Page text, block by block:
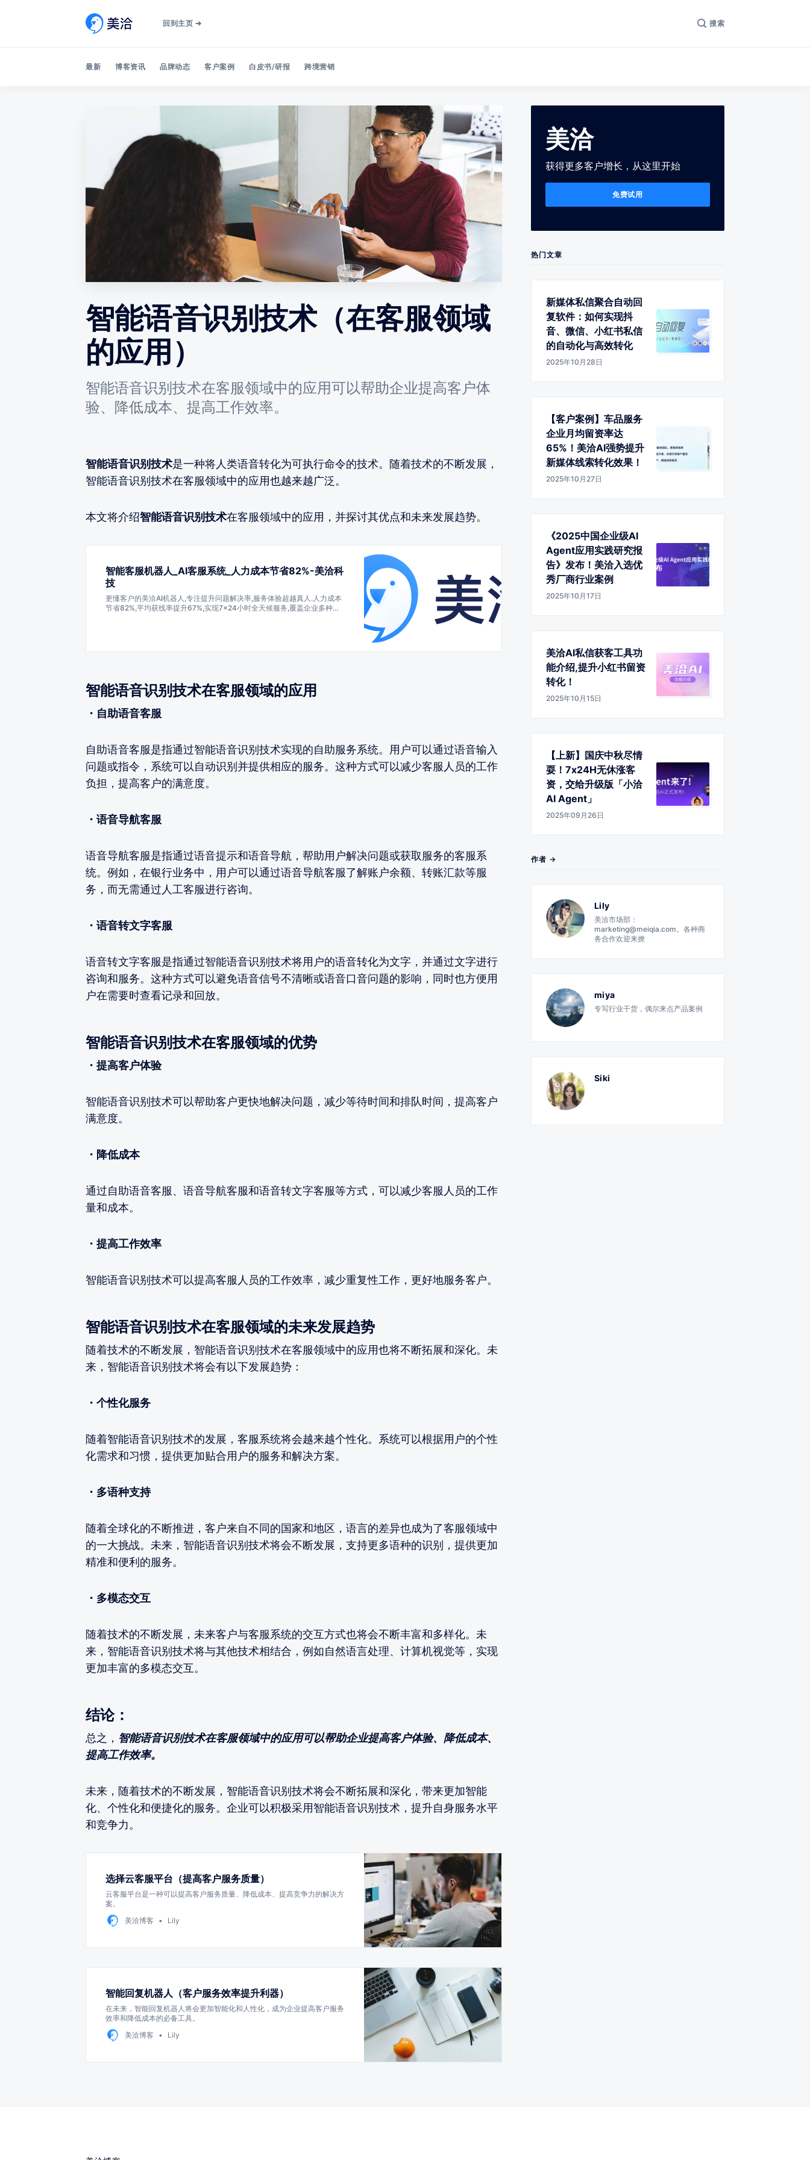
回到主页 ➔ 搜索
Search 美洽博客
最新 博客资讯 品牌动态 客户案例 白皮书/研报 跨境营销
智能语音识别技术（在客服领域
的应用）
智能语音识别技术在客服领域中的应用可以帮助企业提高客户体
验、降低成本、提高工作效率。
智能语音识别技术是一种将人类语音转化为可执行命令的技术。随着技术的不断发展，
智能语音识别技术在客服领域中的应用也越来越广泛。
本文将介绍智能语音识别技术在客服领域中的应用，并探讨其优点和未来发展趋势。
智能客服机器人_AI客服系统_人力成本节省82%-美洽科
技
更懂客户的美洽AI机器人,专注提升问题解决率,服务体验超越真人.人力成本
节省82%,平均获线率提升67%,实现7×24小时全天候服务,覆盖企业多种业
智能语音识别技术在客服领域的应用
・自助语音客服
自助语音客服是指通过智能语音识别技术实现的自助服务系统。用户可以通过语音输入
问题或指令，系统可以自动识别并提供相应的服务。这种方式可以减少客服人员的工作
负担，提高客户的满意度。
・语音导航客服
语音导航客服是指通过语音提示和语音导航，帮助用户解决问题或获取服务的客服系
统。例如，在银行业务中，用户可以通过语音导航客服了解账户余额、转账汇款等服
务，而无需通过人工客服进行咨询。
・语音转文字客服
语音转文字客服是指通过智能语音识别技术将用户的语音转化为文字，并通过文字进行
咨询和服务。这种方式可以避免语音信号不清晰或语音口音问题的影响，同时也方便用
户在需要时查看记录和回放。
智能语音识别技术在客服领域的优势
・提高客户体验
智能语音识别技术可以帮助客户更快地解决问题，减少等待时间和排队时间，提高客户
满意度。
・降低成本
通过自助语音客服、语音导航客服和语音转文字客服等方式，可以减少客服人员的工作
量和成本。
・提高工作效率
智能语音识别技术可以提高客服人员的工作效率，减少重复性工作，更好地服务客户。
智能语音识别技术在客服领域的未来发展趋势
随着技术的不断发展，智能语音识别技术在客服领域中的应用也将不断拓展和深化。未
来，智能语音识别技术将会有以下发展趋势：
・个性化服务
随着智能语音识别技术的发展，客服系统将会越来越个性化。系统可以根据用户的个性
化需求和习惯，提供更加贴合用户的服务和解决方案。
・多语种支持
随着全球化的不断推进，客户来自不同的国家和地区，语言的差异也成为了客服领域中
的一大挑战。未来，智能语音识别技术将会不断发展，支持更多语种的识别，提供更加
精准和便利的服务。
・多模态交互
随着技术的不断发展，未来客户与客服系统的交互方式也将会不断丰富和多样化。未
来，智能语音识别技术将与其他技术相结合，例如自然语言处理、计算机视觉等，实现
更加丰富的多模态交互。
结论：
总之， 智能语音识别技术在客服领域中的应用可以帮助企业提高客户体验、降低成本、
提高工作效率。
未来，随着技术的不断发展，智能语音识别技术将会不断拓展和深化，带来更加智能
化、个性化和便捷化的服务。企业可以积极采用智能语音识别技术，提升自身服务水平
和竞争力。
选择云客服平台（提高客户服务质量）
云客服平台是一种可以提高客户服务质量、降低成本、提高竞争力的解决方
案。
美洽博客
Lily
智能回复机器人（客户服务效率提升利器）
在未来，智能回复机器人将会更加智能化和人性化，成为企业提高客户服务
效率和降低成本的必备工具。
美洽博客
Lily
美洽
获得更多客户增长，从这里开始
免费试用
热门文章
新媒体私信聚合自动回
复软件：如何实现抖
音、微信、小红书私信
的自动化与高效转化
2025年10月28日
【客户案例】车品服务
企业月均留资率达
65%！美洽AI强势提升
新媒体线索转化效果！
2025年10月27日
《2025中国企业级AI
Agent应用实践研究报
告》发布！美洽入选优
秀厂商行业案例
2025年10月17日
美洽AI私信获客工具功
能介绍,提升小红书留资
转化！
2025年10月15日
【上新】国庆中秋尽情
耍！7x24H无休涨客
资，交给升级版「小洽
AI Agent」
2025年09月26日
作者 →
Lily
美洽市场部：
marketing@meiqia.com。各种商
务合作欢迎来撩
miya
专写行业干货，偶尔来点产品案例
Siki